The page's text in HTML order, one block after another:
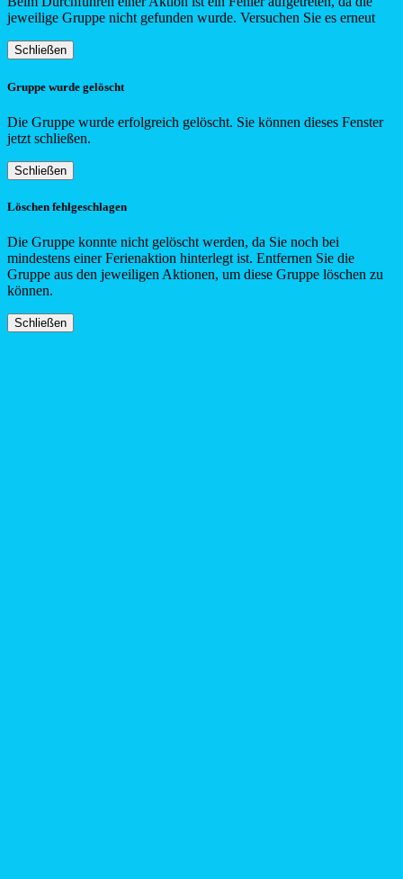
jeweilige Gruppe nicht gefunden wurde. Versuchen Sie es erneut
Schließen
Gruppe wurde gelöscht
Die Gruppe wurde erfolgreich gelöscht. Sie können dieses Fenster
jetzt schließen.
Schließen
Löschen fehlgeschlagen
Die Gruppe konnte nicht gelöscht werden, da Sie noch bei
mindestens einer Ferienaktion hinterlegt ist. Entfernen Sie die
Gruppe aus den jeweiligen Aktionen, um diese Gruppe löschen zu
können.
Schließen